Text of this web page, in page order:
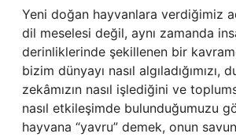
Yeni doğan hayvanlara verdiğimiz
dil meselesi değil, aynı zamanda
derinliklerinde şekillenen bir
bizim dünyayı nasıl algıladığımızı,
zekâmızın nasıl işlediğini ve
nasıl etkileşimde bulunduğumuzu
hayvana “yavru” demek, onun